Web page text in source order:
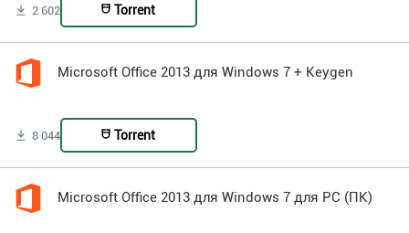
2 602 Torrent
Microsoft Office 2013 для Windows 7 + Keygen
8 044 Torrent
Microsoft Office 2013 для Windows 7 для PC (ПК)